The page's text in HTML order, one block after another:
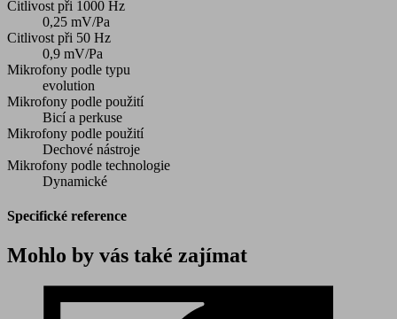
Citlivost při 1000 Hz
0,25 mV/Pa
Citlivost při 50 Hz
0,9 mV/Pa
Mikrofony podle typu
evolution
Mikrofony podle použití
Bicí a perkuse
Mikrofony podle použití
Dechové nástroje
Mikrofony podle technologie
Dynamické
Specifické reference
Mohlo by vás také zajímat